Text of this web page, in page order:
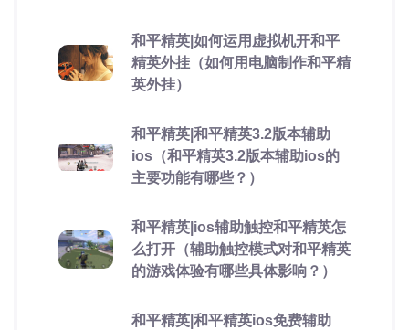
和平精英|如何运用虚拟机开和平
精英外挂（如何用电脑制作和平精
英外挂）
和平精英|和平精英3.2版本辅助
ios（和平精英3.2版本辅助ios的
主要功能有哪些？）
和平精英|ios辅助触控和平精英怎
么打开（辅助触控模式对和平精英
的游戏体验有哪些具体影响？）
和平精英|和平精英ios免费辅助